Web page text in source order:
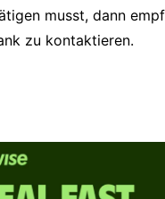
musst, dann
zu kontaktieren.